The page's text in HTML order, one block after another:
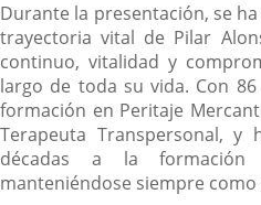
Durante la presentación, se
trayectoria vital de Pilar
continuo, vitalidad y
largo de toda su vida. Con
formación en Peritaje
Terapeuta Transpersonal, y
décadas a la formación
manteniéndose siempre como